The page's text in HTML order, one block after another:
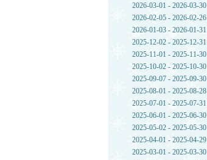
2026-03-01 - 2026-03-30
2026-02-05 - 2026-02-26
2026-01-03 - 2026-01-31
2025-12-02 - 2025-12-31
2025-11-01 - 2025-11-30
2025-10-02 - 2025-10-30
2025-09-07 - 2025-09-30
2025-08-01 - 2025-08-28
2025-07-01 - 2025-07-31
2025-06-01 - 2025-06-30
2025-05-02 - 2025-05-30
2025-04-01 - 2025-04-29
2025-03-01 - 2025-03-30